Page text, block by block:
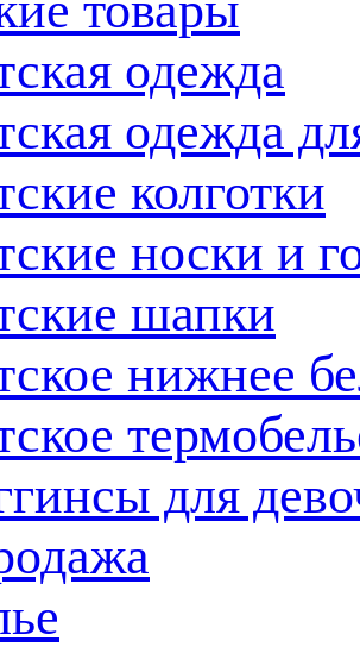
одежда
одежда
колготки
носки и
шапки
нижнее
для